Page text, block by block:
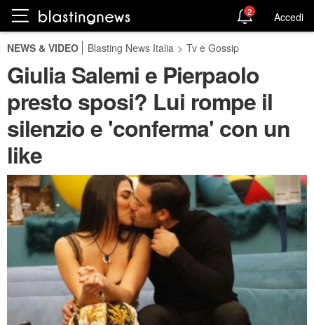
2 Accedi
NEWS & VIDEO Blasting News Italia > Tv e Gossip
Giulia Salemi e Pierpaolo
presto sposi? Lui rompe il
silenzio e 'conferma' con un
like